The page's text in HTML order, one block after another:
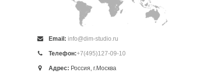
Email: info@dim-studio.ru
Телефон:+7(495)127-09-10
Адрес: Россия, г.Москва